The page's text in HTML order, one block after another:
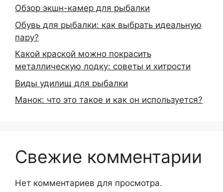
Обзор экшн-камер для рыбалки
Обувь для рыбалки: как выбрать идеальную
пару?
Какой краской можно покрасить
металлическую лодку: советы и хитрости
Виды удилищ для рыбалки
Манок: что это такое и как он используется?
Свежие комментарии
Нет комментариев для просмотра.